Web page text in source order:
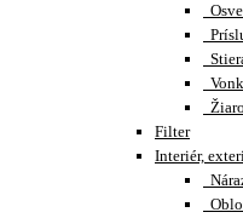
Filter
Interiér,